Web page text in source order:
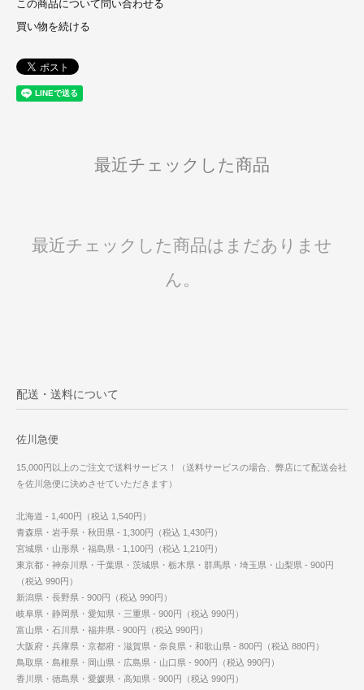
この商品について問い合わせる
買い物を続ける
最近チェックした商品
最近チェックした商品はまだありませ
ん。
配送・送料について
佐川急便
15,000円以上のご注文で送料サービス！（送料サービスの場合、弊店にて配送会社
を佐川急便に決めさせていただきます）
北海道 - 1,400円（税込 1,540円）
青森県・岩手県・秋田県 - 1,300円（税込 1,430円）
宮城県・山形県・福島県 - 1,100円（税込 1,210円）
東京都・神奈川県・千葉県・茨城県・栃木県・群馬県・埼玉県・山梨県 - 900円
（税込 990円）
新潟県・長野県 - 900円（税込 990円）
岐阜県・静岡県・愛知県・三重県 - 900円（税込 990円）
富山県・石川県・福井県 - 900円（税込 990円）
大阪府・兵庫県・京都府・滋賀県・奈良県・和歌山県 - 800円（税込 880円）
鳥取県・島根県・岡山県・広島県・山口県 - 900円（税込 990円）
香川県・徳島県・愛媛県・高知県 - 900円（税込 990円）